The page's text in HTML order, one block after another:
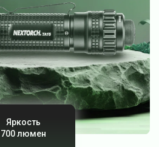
Яркость
700 люмен